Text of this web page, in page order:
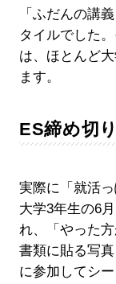
「ふだんの講
タイルでした
は、ほとんど
ます。
ES締め切
実際に「就活
大学3年生の6
れ、「やった
書類に貼る写
に参加してシ